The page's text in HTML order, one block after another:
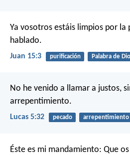
Ya vosotros estáis limpios por la
hablado.
Juan 15:3 purificación Palabra de
No he venido a llamar a justos,
arrepentimiento.
Lucas 5:32 pecado arrepentimiento
Éste es mi mandamiento: Que